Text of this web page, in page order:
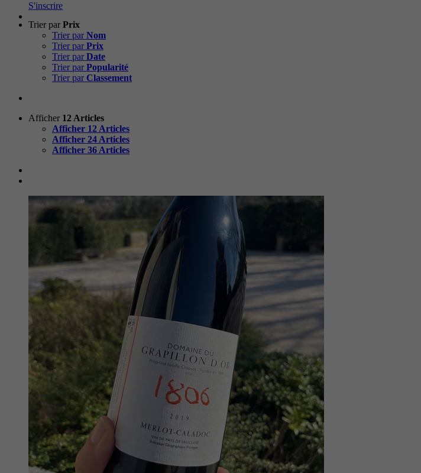
S'inscrire
Trier par Prix
Trier par Nom
Trier par Prix
Trier par Date
Trier par Popularité
Trier par Classement
Afficher 12 Articles
Afficher 12 Articles
Afficher 24 Articles
Afficher 36 Articles